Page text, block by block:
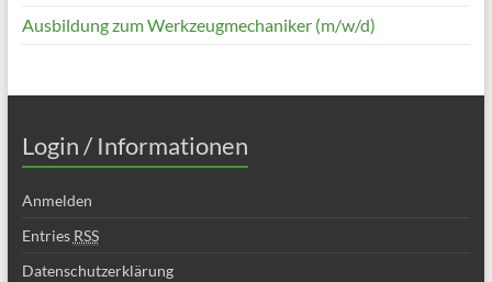
Ausbildung zum Werkzeugmechaniker (m/w/d)
Login / Informationen
Anmelden
Entries RSS
Datenschutzerklärung